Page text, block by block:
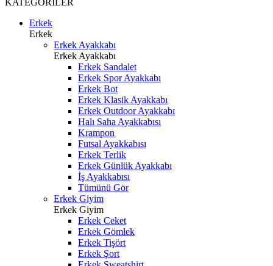
KATEGORİLER
Erkek
Erkek
Erkek Ayakkabı
Erkek Ayakkabı
Erkek Sandalet
Erkek Spor Ayakkabı
Erkek Bot
Erkek Klasik Ayakkabı
Erkek Outdoor Ayakkabı
Halı Saha Ayakkabısı
Krampon
Futsal Ayakkabısı
Erkek Terlik
Erkek Günlük Ayakkabı
İş Ayakkabısı
Tümünü Gör
Erkek Giyim
Erkek Giyim
Erkek Ceket
Erkek Gömlek
Erkek Tişört
Erkek Şort